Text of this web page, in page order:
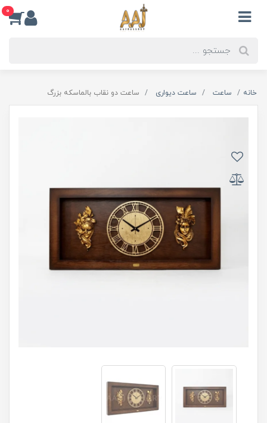
0
خانه ساعت ساعت دیواری ساعت دو نقاب بالماسکه بزرگ